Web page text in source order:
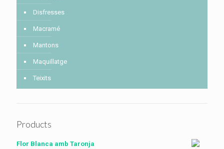
Disfresses
Macramé
Mantons
Maquillatge
Teixits
Products
Flor Blanca amb Taronja